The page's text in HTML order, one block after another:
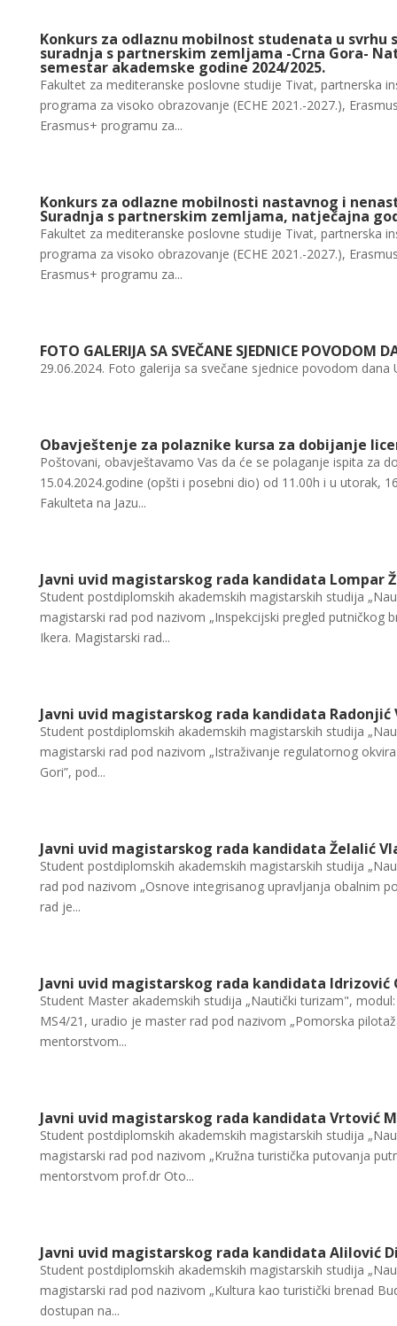
Konkurs za odlaznu mobilnost studenata u svrhu
suradnja s partnerskim zemljama -Crna Gora-
semestar akademske godine 2024/2025.
Fakultet za mediteranske poslovne studije Tivat, partnerska
programa za visoko obrazovanje (ECHE 2021.-2027.),
Erasmus+ programu za...
Konkurs za odlazne mobilnosti nastavnog i
Suradnja s partnerskim zemljama, natječajna
Fakultet za mediteranske poslovne studije Tivat, partnerska
programa za visoko obrazovanje (ECHE 2021.-2027.),
Erasmus+ programu za...
FOTO GALERIJA SA SVEČANE SJEDNICE POVODOM
29.06.2024. Foto galerija sa svečane sjednice povodom dana
Obavještenje za polaznike kursa za dobijanje
Poštovani, obavještavamo Vas da će se polaganje ispita za
15.04.2024.godine (opšti i posebni dio) od 11.00h i u utorak,
Fakulteta na Jazu...
Javni uvid magistarskog rada kandidata Lompar
Student postdiplomskih akademskih magistarskih studija
magistarski rad pod nazivom „Inspekcijski pregled
Ikera. Magistarski rad...
Javni uvid magistarskog rada kandidata Radonjić
Student postdiplomskih akademskih magistarskih studija
magistarski rad pod nazivom „Istraživanje regulatornog
Gori”, pod...
Javni uvid magistarskog rada kandidata Želalić
Student postdiplomskih akademskih magistarskih studija
rad pod nazivom „Osnove integrisanog upravljanja obalnim
rad je...
Javni uvid magistarskog rada kandidata Idrizović
Student Master akademskih studija „Nautički turizam",
MS4/21, uradio je master rad pod nazivom „Pomorska
mentorstvom...
Javni uvid magistarskog rada kandidata Vrtović
Student postdiplomskih akademskih magistarskih studija
magistarski rad pod nazivom „Kružna turistička putovanja
mentorstvom prof.dr Oto...
Javni uvid magistarskog rada kandidata Alilović
Student postdiplomskih akademskih magistarskih studija
magistarski rad pod nazivom „Kultura kao turistički brenad
dostupan na...